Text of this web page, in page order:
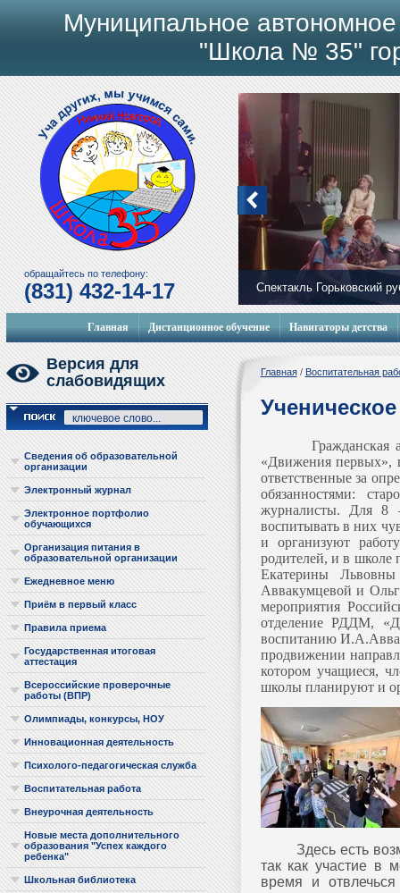
Спектакль Горьковский
обращайтесь по телефону:
(831) 432-14-17
Муниципальное
"Школа № 35"
Главная Дистанционное обучение Навигаторы детства
Версия для
слабовидящих
Сведения об образовательной
организации
Электронный журнал
Электронное портфолио
обучающихся
Организация питания в
образовательной организации
Ежедневное меню
Приём в первый класс
Правила приема
Государственная итоговая
аттестация
Всероссийские проверочные
работы (ВПР)
Олимпиады, конкурсы, НОУ
Инновационная деятельность
Психолого-педагогическая служба
Воспитательная работа
Внеурочная деятельность
Новые места дополнительного
образования "Успех каждого
ребенка"
Школьная библиотека
Главная/ Воспитательная
Гражданская
«Движения первых»,
ответственные за
обязанностями:
журналисты. Для 8
воспитывать в них
и организуют
родителей, и в школе
Екатерины
Аввакумцевой и
мероприятия
отделение РДДМ,
воспитанию
продвижении
котором учащиеся,
школы планируют и
Здесь есть
так как участие в
время и